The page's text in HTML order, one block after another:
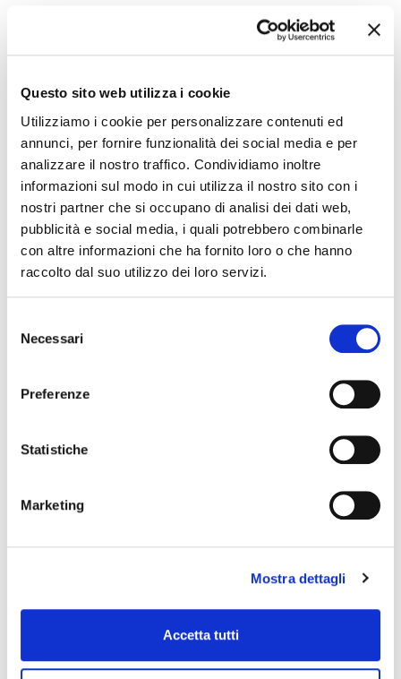
Questo sito web utilizza i cookie
Utilizziamo i cookie per personalizzare contenuti ed
annunci, per fornire funzionalità dei social media e per
analizzare il nostro traffico. Condividiamo inoltre
informazioni sul modo in cui utilizza il nostro sito con i
nostri partner che si occupano di analisi dei dati web,
pubblicità e social media, i quali potrebbero combinarle
con altre informazioni che ha fornito loro o che hanno
raccolto dal suo utilizzo dei loro servizi.
delNecessari
Preferenze
Statistiche
Marketing
Mostra dettagli
Accetta tutti